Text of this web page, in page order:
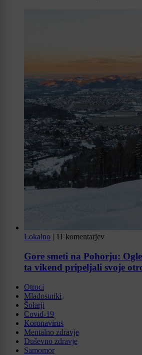
Lokalno 11 komentarjev
Gore smeti na Pohorju:
ta vikend pripeljali svoje
Otroci
Mladostniki
Šolarji
Covid-19
Koronavirus
Mentalno zdravje
Duševno zdravje
Samomor